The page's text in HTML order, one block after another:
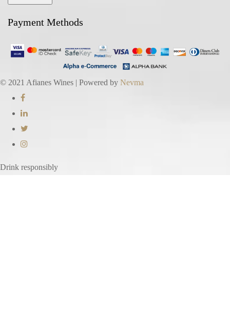
Payment Methods
© 2021 Afianes Wines | Powered by Nevma
Drink responsibly